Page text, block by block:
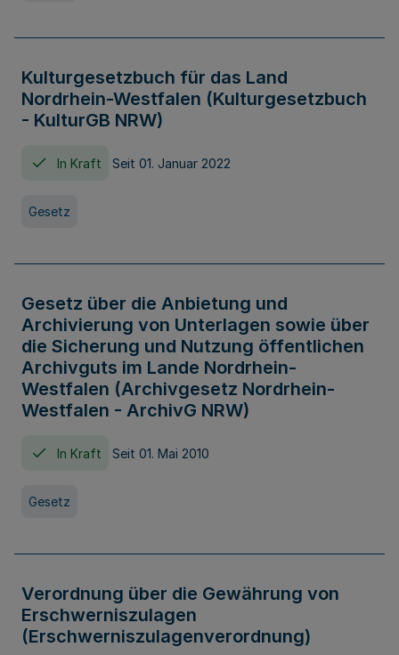
Kulturgesetzbuch für das Land
Nordrhein-Westfalen (Kulturgesetzbuch
- KulturGB NRW)
In Kraft Seit 01. Januar 2022
Gesetz
Gesetz über die Anbietung und
Archivierung von Unterlagen sowie über
die Sicherung und Nutzung öffentlichen
Archivguts im Lande Nordrhein-
Westfalen (Archivgesetz Nordrhein-
Westfalen - ArchivG NRW)
In Kraft Seit 01. Mai 2010
Gesetz
Verordnung über die Gewährung von
Erschwerniszulagen
(Erschwerniszulagenverordnung)